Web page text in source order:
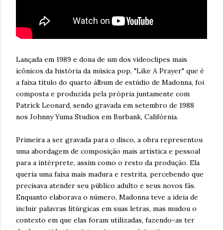
Lançada em 1989 e dona de um dos videoclipes mais
icônicos da história da música pop, "Like A Prayer" que é
a faixa título do quarto álbum de estúdio de Madonna, foi
composta e produzida pela própria juntamente com
Patrick Leonard, sendo gravada em setembro de 1988
nos Johnny Yuma Studios em Burbank, Califórnia.
Primeira a ser gravada para o disco, a obra representou
uma abordagem de composição mais artística e pessoal
para a intérprete, assim como o resto da produção. Ela
queria uma faixa mais madura e restrita, percebendo que
precisava atender seu público adulto e seus novos fãs.
Enquanto elaborava o número, Madonna teve a ideia de
incluir palavras litúrgicas em suas letras, mas mudou o
contexto em que elas foram utilizadas, fazendo-as ter